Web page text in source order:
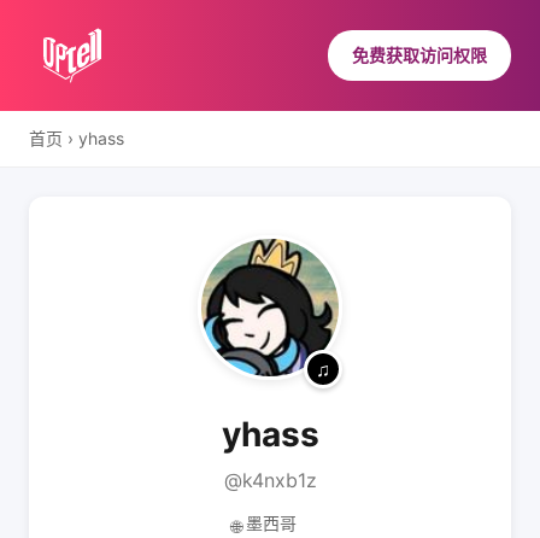
免费获取访问权限
首页 › yhass
yhass
@k4nxb1z
🌐 墨西哥